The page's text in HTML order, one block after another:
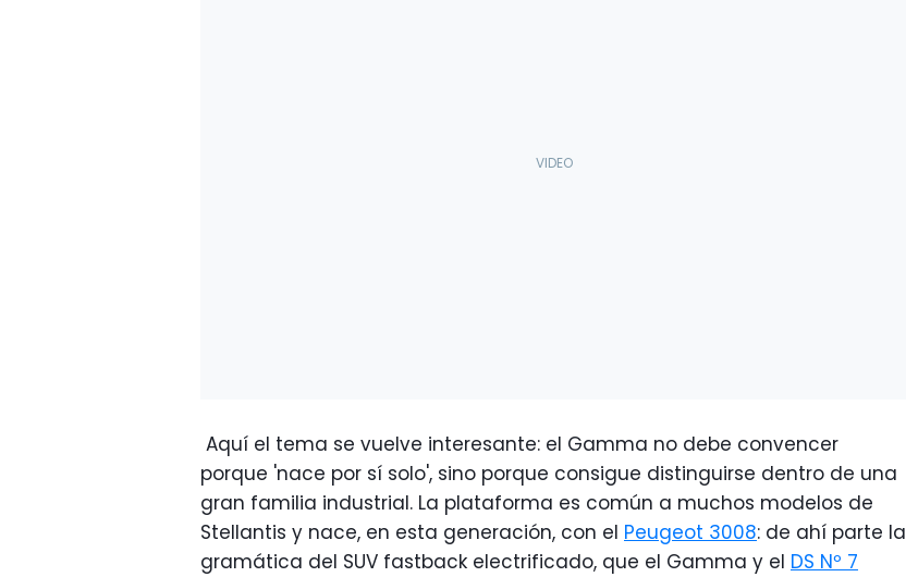
Aquí el tema se vuelve interesante: el Gamma no debe convencer
porque 'nace por sí solo', sino porque consigue distinguirse dentro de una
gran familia industrial. La plataforma es común a muchos modelos de
Stellantis y nace, en esta generación, con el Peugeot 3008: de ahí parte la
gramática del SUV fastback electrificado, que el Gamma y el DS Nº 7